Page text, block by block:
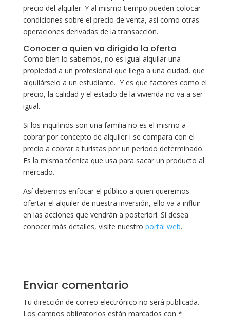
precio del alquiler. Y al mismo tiempo pueden colocar
condiciones sobre el precio de venta, así como otras
operaciones derivadas de la transacción.
Conocer a quien va dirigido la oferta
Como bien lo sabemos, no es igual alquilar una
propiedad a un profesional que llega a una ciudad, que
alquilárselo a un estudiante. Y es que factores como el
precio, la calidad y el estado de la vivienda no va a ser
igual.
Si los inquilinos son una familia no es el mismo a
cobrar por concepto de alquiler i se compara con el
precio a cobrar a turistas por un periodo determinado.
Es la misma técnica que usa para sacar un producto al
mercado.
Así debemos enfocar el público a quien queremos
ofertar el alquiler de nuestra inversión, ello va a influir
en las acciones que vendrán a posteriori. Si desea
conocer más detalles, visite nuestro portal web.
Enviar comentario
Tu dirección de correo electrónico no será publicada.
Los campos obligatorios están marcados con *